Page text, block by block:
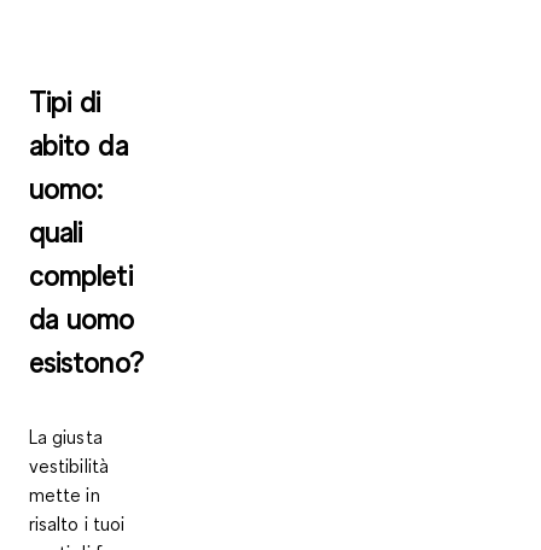
Tipi di
abito da
uomo:
quali
completi
da uomo
esistono?
La giusta
vestibilità
mette in
risalto i tuoi